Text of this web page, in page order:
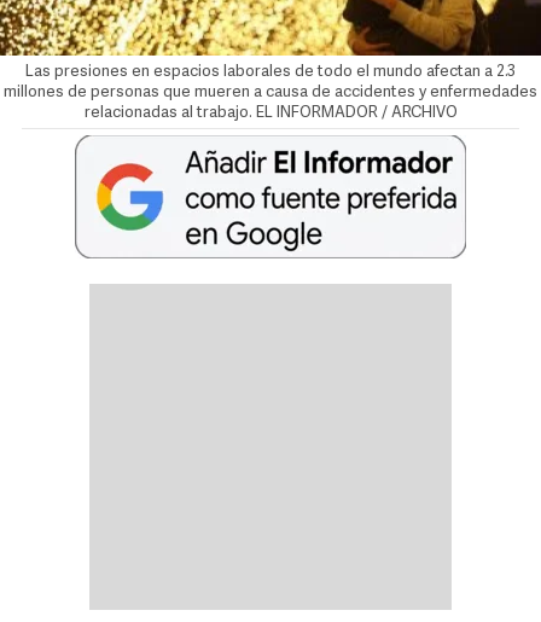
Las presiones en espacios laborales de todo el mundo afectan a 2.3
millones de personas que mueren a causa de accidentes y enfermedades
relacionadas al trabajo. EL INFORMADOR / ARCHIVO